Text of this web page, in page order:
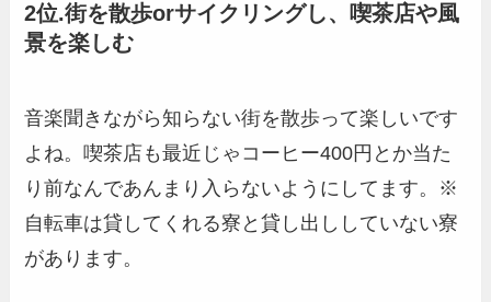
2位.街を散歩orサイクリングし、喫茶店や風
景を楽しむ
音楽聞きながら知らない街を散歩って楽しいです
よね。喫茶店も最近じゃコーヒー400円とか当た
り前なんであんまり入らないようにしてます。※
自転車は貸してくれる寮と貸し出ししていない寮
があります。